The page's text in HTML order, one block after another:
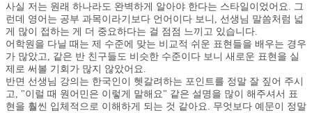
사실 저는 원래 하나라도 완벽하게 알아야 한다는 스타일이었어요. 그
런데 영어는 공부 과목이라기보다 언어이다 보니, 선생님 말씀처럼 넓
게 많이 접하는 게 더 중요하다는 걸 점점 느끼고 있습니다.
어학원을 다닐 때는 제 수준에 맞는 비교적 쉬운 표현들을 배우는 경우
가 많았고, 같은 반 친구들도 비슷한 수준이다 보니 새로운 표현을 실
제로 써볼 기회가 많지 않았어요.
반면 선생님 강의는 한국인이 헷갈려하는 포인트를 정말 잘 짚어 주시
고, "이럴 때 원어민은 이렇게 말해요" 같은 설명을 많이 해주셔서 표
현을 훨씬 입체적으로 이해하게 되는 것 같아요. 무엇보다 예문이 정말